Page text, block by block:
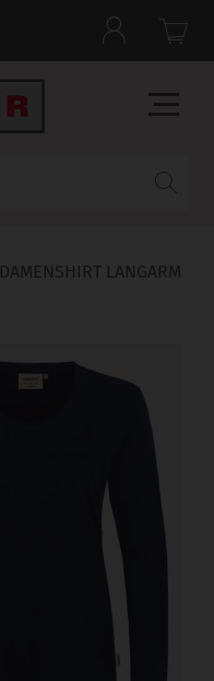
DAMENSHIRT LANGARM